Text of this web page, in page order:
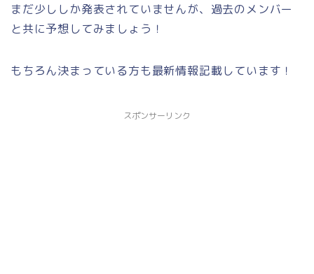
まだ少ししか発表されていませんが、過去のメンバー
と共に予想してみましょう！
もちろん決まっている方も最新情報記載しています！
スポンサーリンク